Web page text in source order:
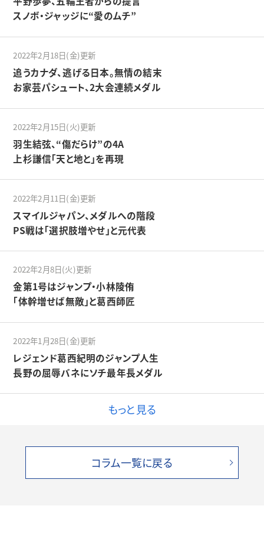
スノボ・ジャッジに“愛のムチ”
2022年2月18日(金)更新
追うカナダ、逃げる日本。無情の結末
お家芸パシュート、2大会連続メダル
2022年2月15日(火)更新
羽生結弦、“傷だらけ”の4A
上杉謙信「天と地と」を再現
2022年2月11日(金)更新
スマイルジャパン、メダルへの階段
PS戦は「選択肢増やせ」と元代表
2022年2月8日(火)更新
金第1号はジャンプ・小林陵侑
「体幹増せば無敵」と葛西師匠
2022年1月28日(金)更新
レジェンド葛西紀明のジャンプ人生
長野の屈辱バネにソチ最年長メダル
もっと見る
コラム一覧に戻る